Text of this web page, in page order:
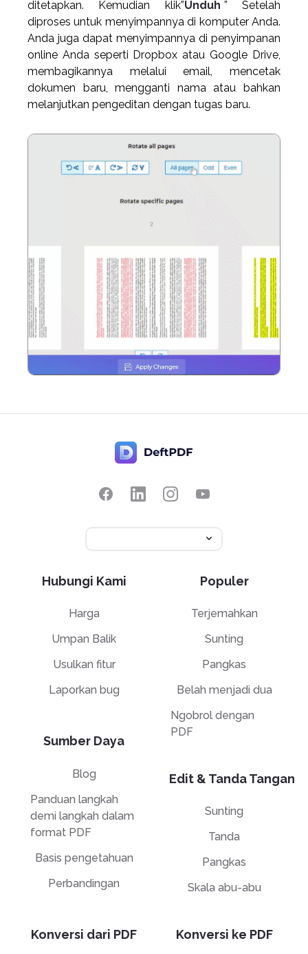
ditetapkan. Kemudian klik”Unduh ” Setelah
diproses untuk menyimpannya di komputer Anda.
Anda juga dapat menyimpannya di penyimpanan
online Anda seperti Dropbox atau Google Drive,
membagikannya melalui email, mencetak
dokumen baru, mengganti nama atau bahkan
melanjutkan pengeditan dengan tugas baru.
Hubungi Kami
Harga
Umpan Balik
Usulkan fitur
Laporkan bug
Sumber Daya
Blog
Panduan langkah
demi langkah dalam
format PDF
Basis pengetahuan
Perbandingan
Populer
Terjemahkan
Sunting
Pangkas
Belah menjadi dua
Ngobrol dengan
PDF
Edit & Tanda Tangan
Sunting
Tanda
Pangkas
Skala abu-abu
Konversi dari PDF Konversi ke PDF